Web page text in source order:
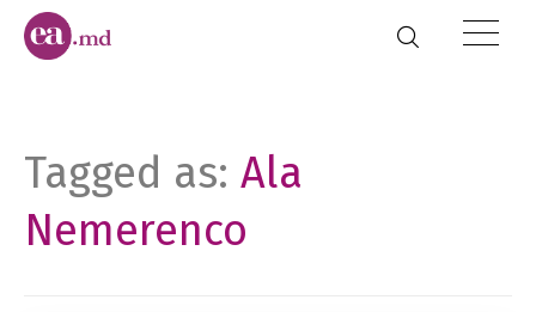
Tagged as: Ala
Nemerenco